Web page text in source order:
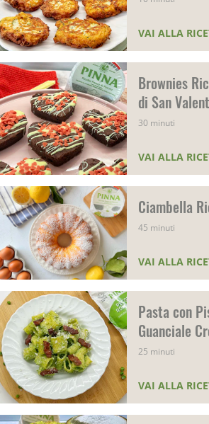
VAI ALLA
Brownies
di San
30 minuti
VAI ALLA
Ciambella
45 minuti
VAI ALLA
Pasta con
Guanciale
25 minuti
VAI ALLA